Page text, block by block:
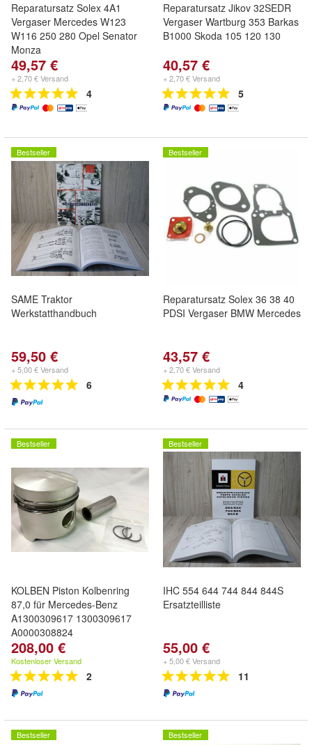
Reparatursatz Solex 4A1
Vergaser Mercedes W123
W116 250 280 Opel Senator
Monza
49,57 €
+ 2,70 € Versand
4
Reparatursatz Jikov 32SEDR
Vergaser Wartburg 353 Barkas
B1000 Skoda 105 120 130
40,57 €
+ 2,70 € Versand
5
Bestseller
SAME Traktor
Werkstatthandbuch
59,50 €
+ 5,00 € Versand
6
Bestseller
Reparatursatz Solex 36 38 40
PDSI Vergaser BMW Mercedes
43,57 €
+ 2,70 € Versand
4
Bestseller
KOLBEN Piston Kolbenring
87,0 für Mercedes-Benz
A1300309617 1300309617
A0000308824
208,00 €
Kostenloser Versand
2
Bestseller
IHC 554 644 744 844 844S
Ersatzteilliste
55,00 €
+ 5,00 € Versand
11
Bestseller Bestseller